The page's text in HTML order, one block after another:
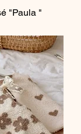
"Paula "